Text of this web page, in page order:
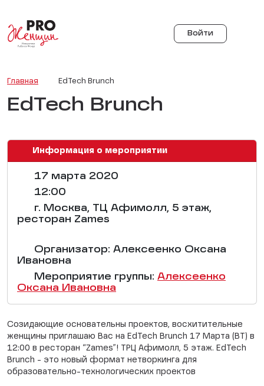
Войти
Главная EdTech Brunch
EdTech Brunch
Информация о мероприятии
17 марта 2020
12:00
г. Москва, ТЦ Афимолл, 5 этаж,
ресторан Zames
Организатор: Алексеенко Оксана
Ивановна
Мероприятие группы: Алексеенко
Оксана Ивановна
Созидающие основательны проектов, восхитительные
женщины приглашаю Вас на EdTech Brunch 17 Марта (ВТ) в
12:00 в ресторан “Zames”! ТРЦ Афимолл, 5 этаж. EdTech
Brunch - это новый формат нетворкинга для
образовательно-технологических проектов